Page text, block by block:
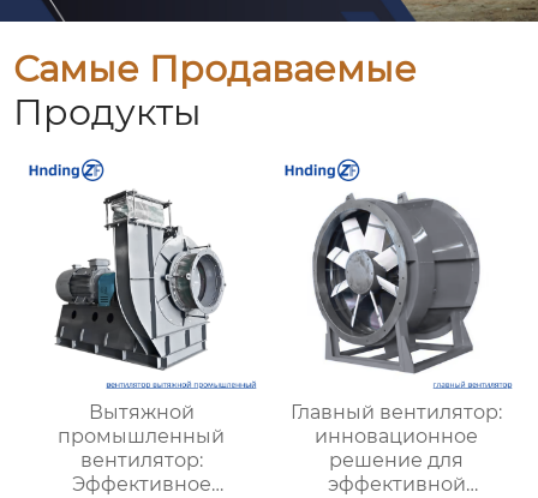
Самые Продаваемые
Продукты
Вытяжной
промышленный
вентилятор:
Эффективное
Главный вентилятор:
инновационное
решение для
эффективной